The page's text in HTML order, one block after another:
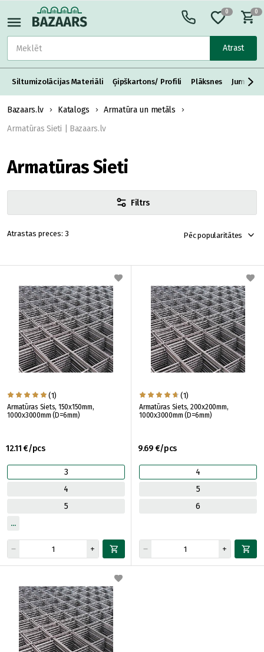
Atrast
0 0
Siltumizolācijas Materiāli Ģipškartons/ Profili Plāksnes Jumta
Bazaars.lv Katalogs
Armatūra un metāls
Armatūras Sieti | Bazaars.lv
Armatūras Sieti
Filtrs
3 Pēc popularitātes
(1)
Armatūras Siets, 150x150mm,
1000x3000mm (D=6mm)
12.11 €/pcs
3
4
5
(1)
Armatūras Siets, 200x200mm,
1000x3000mm (D=6mm)
9.69 €/pcs
4
5
6